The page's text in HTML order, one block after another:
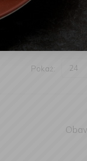
Pokaż: